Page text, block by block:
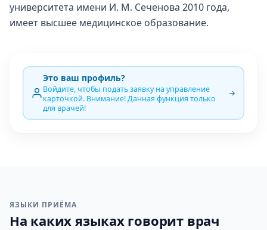
университета имени И. М. Сеченова 2010 года,
имеет высшее медицинское образование.
Это ваш профиль?
Войдите, чтобы подать заявку на управление
карточкой. Внимание! Данная функция только
для врачей!
ЯЗЫКИ ПРИЁМА
На каких языках говорит врач